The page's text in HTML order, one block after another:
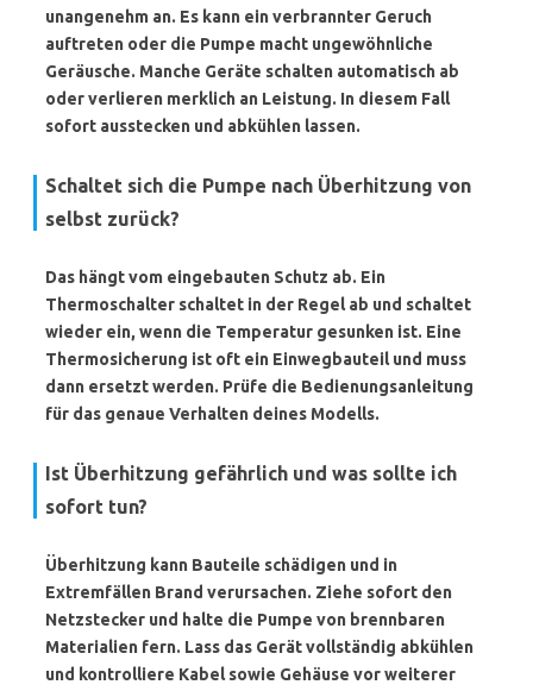
unangenehm an. Es kann ein verbrannter Geruch
auftreten oder die Pumpe macht ungewöhnliche
Geräusche. Manche Geräte schalten automatisch ab
oder verlieren merklich an Leistung. In diesem Fall
sofort ausstecken und abkühlen lassen.
Schaltet sich die Pumpe nach Überhitzung von
selbst zurück?
Das hängt vom eingebauten Schutz ab. Ein
Thermoschalter schaltet in der Regel ab und schaltet
wieder ein, wenn die Temperatur gesunken ist. Eine
Thermosicherung ist oft ein Einwegbauteil und muss
dann ersetzt werden. Prüfe die Bedienungsanleitung
für das genaue Verhalten deines Modells.
Ist Überhitzung gefährlich und was sollte ich
sofort tun?
Überhitzung kann Bauteile schädigen und in
Extremfällen Brand verursachen. Ziehe sofort den
Netzstecker und halte die Pumpe von brennbaren
Materialien fern. Lass das Gerät vollständig abkühlen
und kontrolliere Kabel sowie Gehäuse vor weiterer